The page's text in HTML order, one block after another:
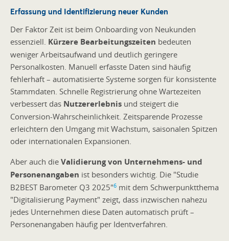
Erfassung und Identifizierung neuer Kunden
Der Faktor Zeit ist beim Onboarding von Neukunden
essenziell. Kürzere Bearbeitungszeiten bedeuten
weniger Arbeitsaufwand und deutlich geringere
Personalkosten. Manuell erfasste Daten sind häufig
fehlerhaft – automatisierte Systeme sorgen für konsistente
Stammdaten. Schnelle Registrierung ohne Wartezeiten
verbessert das Nutzererlebnis und steigert die
Conversion-Wahrscheinlichkeit. Zeitsparende Prozesse
erleichtern den Umgang mit Wachstum, saisonalen Spitzen
oder internationalen Expansionen.
Aber auch die Validierung von Unternehmens- und
Personenangaben ist besonders wichtig. Die "Studie
B2BEST Barometer Q3 2025"6 mit dem Schwerpunktthema
"Digitalisierung Payment" zeigt, dass inzwischen nahezu
jedes Unternehmen diese Daten automatisch prüft –
Personenangaben häufig per Identverfahren.